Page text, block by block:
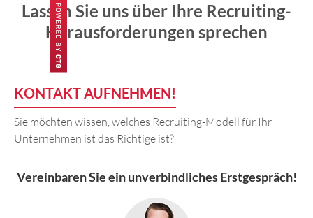
Lassen Sie uns über Ihre Recruiting-
Herausforderungen sprechen
KONTAKT AUFNEHMEN!
Sie möchten wissen, welches Recruiting-Modell für Ihr
Unternehmen ist das Richtige ist?
Vereinbaren Sie einunverbindliches Erstgespräch!